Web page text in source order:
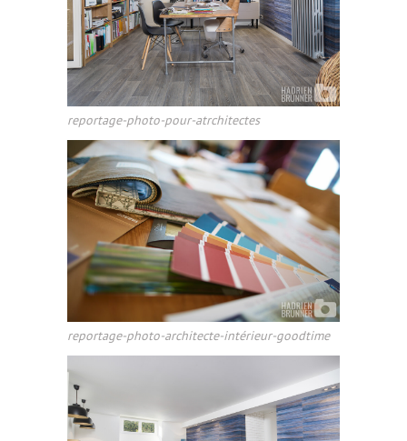
reportage-photo-pour-atrchitectes
reportage-photo-architecte-intérieur-goodtime